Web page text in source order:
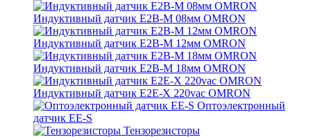
Индуктивный датчик E2B-M 08мм OMRON
Индуктивный датчик E2B-M 12мм OMRON
Индуктивный датчик E2B-M 18мм OMRON
Индуктивный датчик E2E-X 220vac OMRON
Оптоэлектронный
датчик EE-S
Тензорезисторы